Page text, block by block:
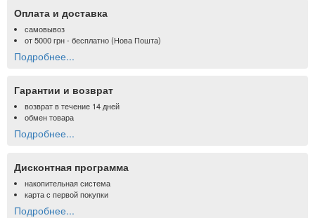
Оплата и доставка
самовывоз
от5000 грн- бесплатно (Нова Пошта)
Подробнее...
Гарантии и возврат
возврат в течение 14 дней
обмен товара
Подробнее...
Дисконтная программа
накопительная система
карта с первой покупки
Подробнее...